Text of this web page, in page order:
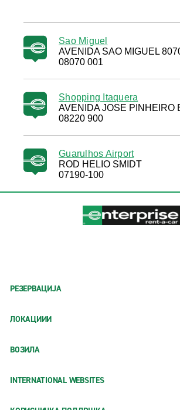
Sao Miguel
AVENIDA SAO MIGUEL
08070 001
Shopping Itaquera
AVENIDA JOSE PINHEIRO
08220 900
Guarulhos Airport
ROD HELIO SMIDT
07190-100
РЕЗЕРВАЦИЈА
ЛОКАЦИИИ
ВОЗИЛА
INTERNATIONAL WEBSITES